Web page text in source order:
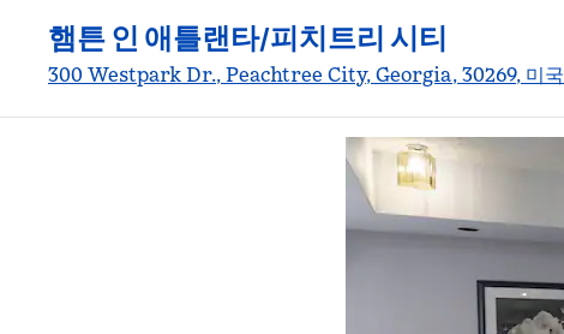
햄튼 인 애틀랜타/피치트리 시티
300 Westpark Dr., Peachtree City, Georgia, 30269, 미국